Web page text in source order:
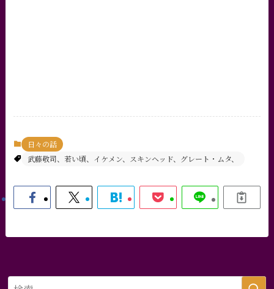
日々の話
武藤敬司、若い頃、イケメン、スキンヘッド、グレート・ムタ、